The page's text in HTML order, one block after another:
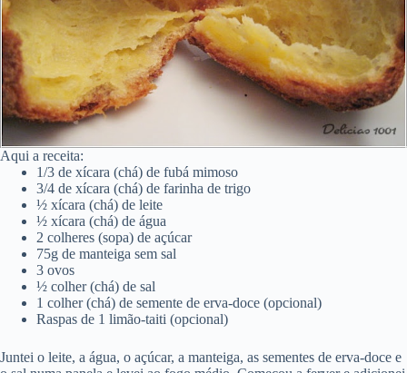
Aqui a receita:
1/3 de xícara (chá) de fubá mimoso
3/4 de xícara (chá) de farinha de trigo
½ xícara (chá) de leite
½ xícara (chá) de água
2 colheres (sopa) de açúcar
75g de manteiga sem sal
3 ovos
½ colher (chá) de sal
1 colher (chá) de semente de erva-doce (opcional)
Raspas de 1 limão-taiti (opcional)
Juntei o leite, a água, o açúcar, a manteiga, as sementes de erva-doce e